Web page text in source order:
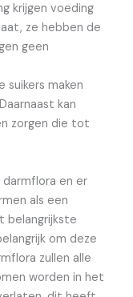
krijgen voeding
ze hebben de
geen
suikers maken
kan
zorgen die tot
en er
als een
belangrijkste
om deze
zullen alle
worden in het